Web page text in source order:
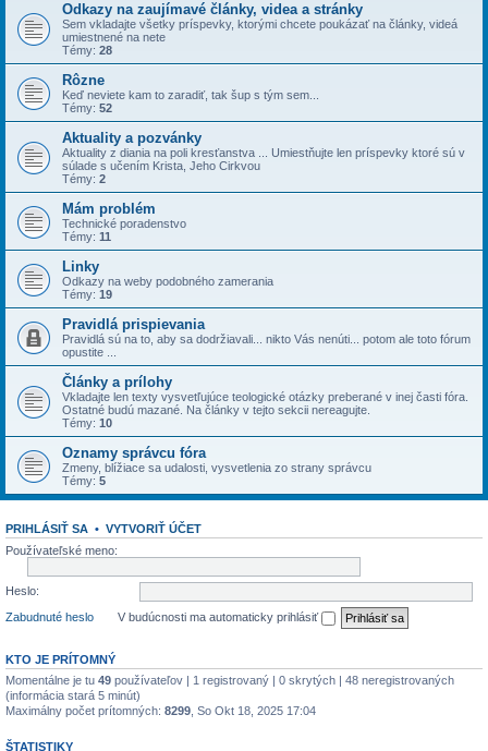
Odkazy na zaujímavé články, videa a stránky
Sem vkladajte všetky príspevky, ktorými chcete poukázať na články, videá
umiestnené na nete
Témy: 28
Rôzne
Keď neviete kam to zaradiť, tak šup s tým sem...
Témy: 52
Aktuality a pozvánky
Aktuality z diania na poli kresťanstva ... Umiestňujte len príspevky ktoré sú v
súlade s učením Krista, Jeho Cirkvou
Témy: 2
Mám problém
Technické poradenstvo
Témy: 11
Linky
Odkazy na weby podobného zamerania
Témy: 19
Pravidlá prispievania
Pravidlá sú na to, aby sa dodržiavali... nikto Vás nenúti... potom ale toto fórum
opustite ...
Články a prílohy
Vkladajte len texty vysvetľujúce teologické otázky preberané v inej časti fóra.
Ostatné budú mazané. Na články v tejto sekcii nereagujte.
Témy: 10
Oznamy správcu fóra
Zmeny, blížiace sa udalosti, vysvetlenia zo strany správcu
Témy: 5
PRIHLÁSIŤ SA • VYTVORIŤ ÚČET
Používateľské meno:
Heslo:
Zabudnuté heslo
V budúcnosti ma automaticky prihlásiť
KTO JE PRÍTOMNÝ
Momentálne je tu 49 používateľov | 1 registrovaný | 0 skrytých | 48 neregistrovaných
(informácia stará 5 minút)
Maximálny počet prítomných: 8299 , So Okt 18, 2025 17:04
ŠTATISTIKY